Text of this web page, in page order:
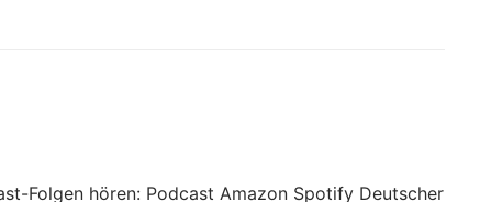
Folgen hören: Podcast Amazon Spotify Deutscher